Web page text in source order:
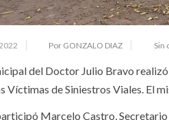
Por GONZALO DIAZ Sin
del Doctor Julio Bravo
Víctimas de Siniestros Viales. El
Marcelo Castro,